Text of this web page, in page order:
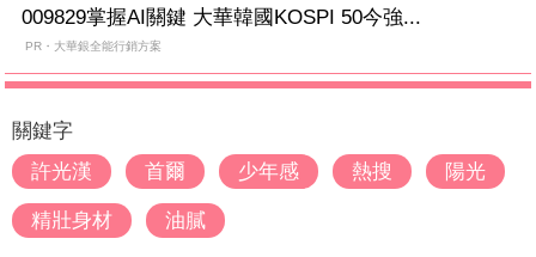
009829掌握AI關鍵 大華韓國KOSPI 50今強...
PR・大華銀全能行銷方案
關鍵字
許光漢
首爾 少年感 熱搜 陽光
精壯身材 油膩